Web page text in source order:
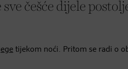
češće dijele
tijekom noći. Pritom se radi o